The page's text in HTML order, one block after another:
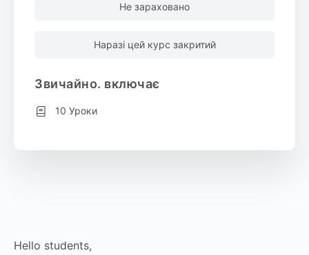
Hello students,
Не зараховано
Наразі цей курс закритий
Звичайно. включає
10 Уроки